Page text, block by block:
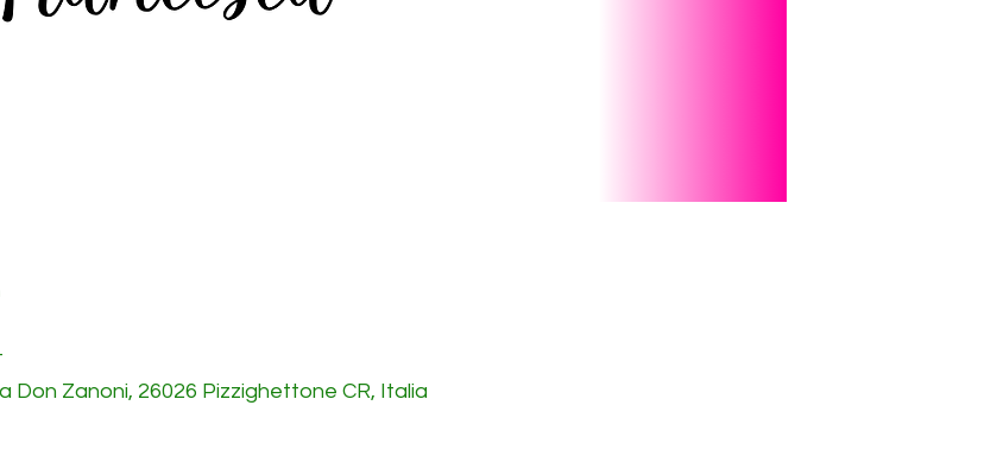
Don Zanoni, 26026 Pizzighettone CR, Italia